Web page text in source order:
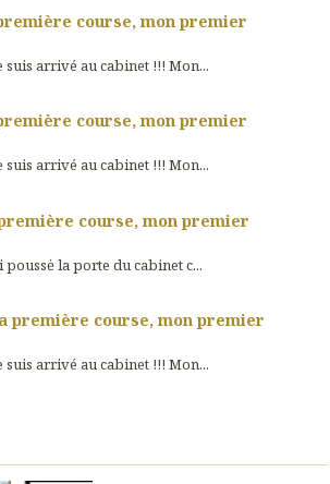
course, mon premier
arrivé au cabinet !!! Mon...
course, mon premier
arrivé au cabinet !!! Mon...
course, mon premier
la porte du cabinet c...
première course, mon premier
arrivé au cabinet !!! Mon...